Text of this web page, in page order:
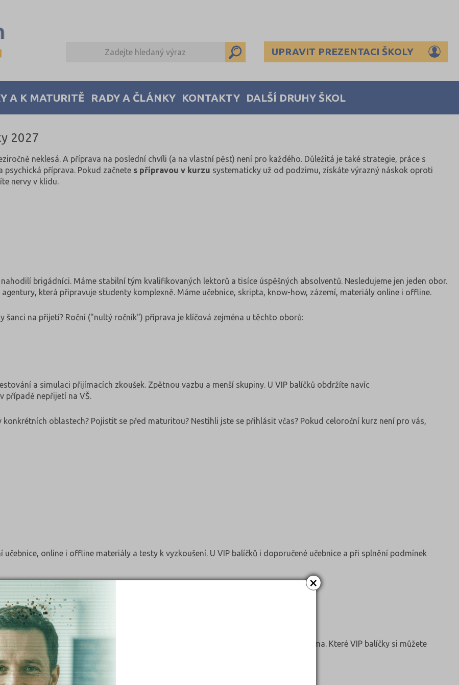
×
UPRAVIT PREZENTACI ŠKOLY
A K MATURITĚ RADY A ČLÁNKY KONTAKTY DALŠÍ DRUHY ŠKOL
2027
neklesá. A příprava na poslední chvíli (a na vlastní pěst) není pro každého. Důležitá je také strategie, práce s
příprava. Pokud začnete s přípravou v kurzu systematicky už od podzimu, získáte výrazný náskok oproti
nervy v klidu.
brigádníci. Máme stabilní tým kvalifikovaných lektorů a tisíce úspěšných absolventů. Nesledujeme jen jeden obor.
která připravuje studenty komplexně. Máme učebnice, skripta, know-how, zázemí, materiály online i offline.
na přijetí? Roční ("nultý ročník") příprava je klíčová zejména u těchto oborů:
a simulaci přijímacích zkoušek. Zpětnou vazbu a menší skupiny. U VIP balíčků obdržíte navíc
případě nepřijetí na VŠ.
oblastech? Pojistit se před maturitou? Nestihli jste se přihlásit včas? Pokud celoroční kurz není pro vás,
online i offline materiály a testy k vyzkoušení. U VIP balíčků i doporučené učebnice a při splnění podmínek
nepředtočené lekce s ověřeným technickým zázemím
VIP varianta
(sobota nebo neděle) dopoledne
za zvýhodněnou cenu, garanci vrácení peněz při nepřijetí na VŠ a poštovné zdarma. Které VIP balíčky si můžete
Žurnalistika. Více informací